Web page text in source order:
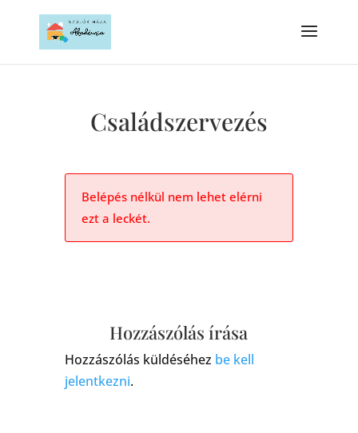
Családszervezés
Belépés nélkül nem lehet elérni
ezt a leckét.
Hozzászólás írása
Hozzászólás küldéséhez be kell
jelentkezni.